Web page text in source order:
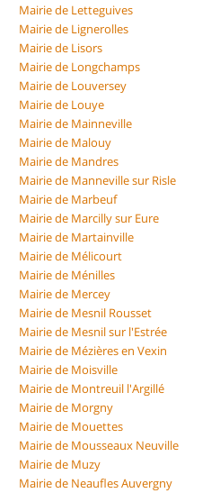
Mairie de Letteguives
Mairie de Lignerolles
Mairie de Lisors
Mairie de Longchamps
Mairie de Louversey
Mairie de Louye
Mairie de Mainneville
Mairie de Malouy
Mairie de Mandres
Mairie de Manneville sur Risle
Mairie de Marbeuf
Mairie de Marcilly sur Eure
Mairie de Martainville
Mairie de Mélicourt
Mairie de Ménilles
Mairie de Mercey
Mairie de Mesnil Rousset
Mairie de Mesnil sur l'Estrée
Mairie de Mézières en Vexin
Mairie de Moisville
Mairie de Montreuil l'Argillé
Mairie de Morgny
Mairie de Mouettes
Mairie de Mousseaux Neuville
Mairie de Muzy
Mairie de Neaufles Auvergny